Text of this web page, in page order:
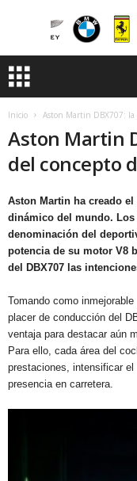
Inicio Aston Martin DBX707: la
Aston Martin
del concepto
Aston Martin ha creado
dinámico del mundo.
denominación del
potencia de su motor V8
del DBX707 las
Tomando como
placer de conducción del
ventaja para destacar aún
Para ello, cada área del
prestaciones, intensificar
presencia en carretera.